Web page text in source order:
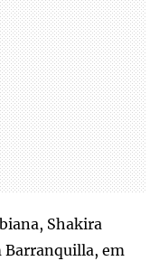
Shakira
Barranquilla, em